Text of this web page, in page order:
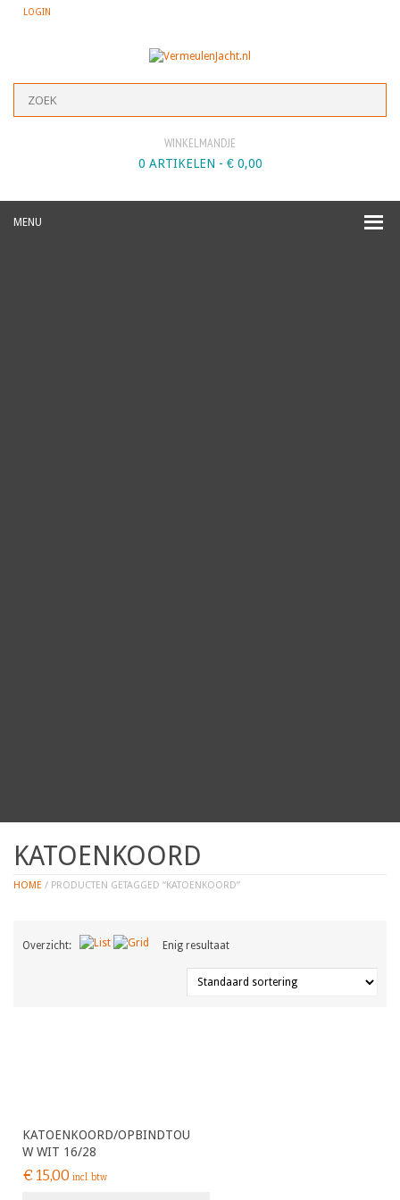
LOGIN
WINKELMANDJE
0 ARTIKELEN - €0,00
MENU
KATOENKOORD
HOME / PRODUCTEN GETAGGED “KATOENKOORD”
Overzicht: Enig resultaat
KATOENKOORD/OPBINDTOU
W WIT 16/28
€15,00 incl. btw